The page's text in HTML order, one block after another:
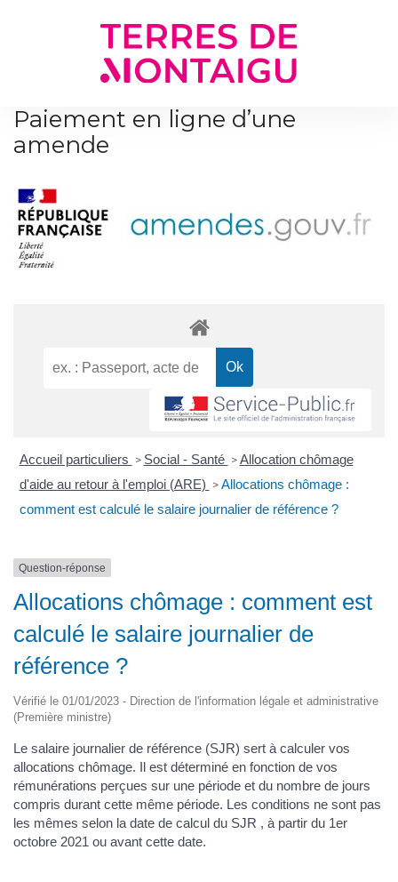
Paiement en ligne d’une
amende
Accueil particuliers > Social - Santé > Allocation chômage
d'aide au retour à l'emploi (ARE) > Allocations chômage :
comment est calculé le salaire journalier de référence ?
Question-réponse
Allocations chômage : comment est
calculé le salaire journalier de
référence ?
Vérifié le 01/01/2023 - Direction de l'information légale et administrative
(Première ministre)
Le salaire journalier de référence (SJR) sert à calculer vos
allocations chômage. Il est déterminé en fonction de vos
rémunérations perçues sur une période et du nombre de jours
compris durant cette même période. Les conditions ne sont pas
les mêmes selon la date de calcul du SJR , à partir du 1er
octobre 2021 ou avant cette date.